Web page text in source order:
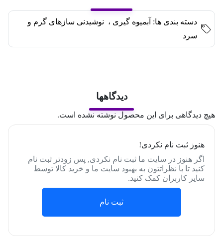
دسته بندی ها: آبمیوه گیری ، نوشیدنی سازهای گرم و
سرد
دیدگاهها
هیچ دیدگاهی برای این محصول نوشته نشده است.
هنوز ثبت نام نکردی!
اگر هنوز در سایت ما ثبت نام نکردی, پس زودتر ثبت نام
کنید تا با نظراتتون به بهبود سایت ما و خرید کالا توسط
سایر کاربران کمک کنید.
ثبت نام